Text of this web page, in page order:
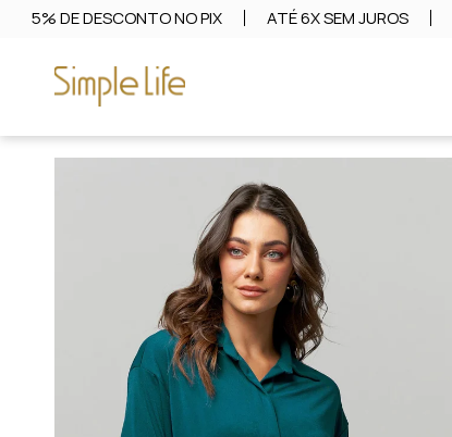
5% DE DESCONTO NO PIX ATÉ 6X SEM JUROS